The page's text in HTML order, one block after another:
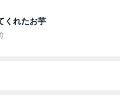
くれたお芋